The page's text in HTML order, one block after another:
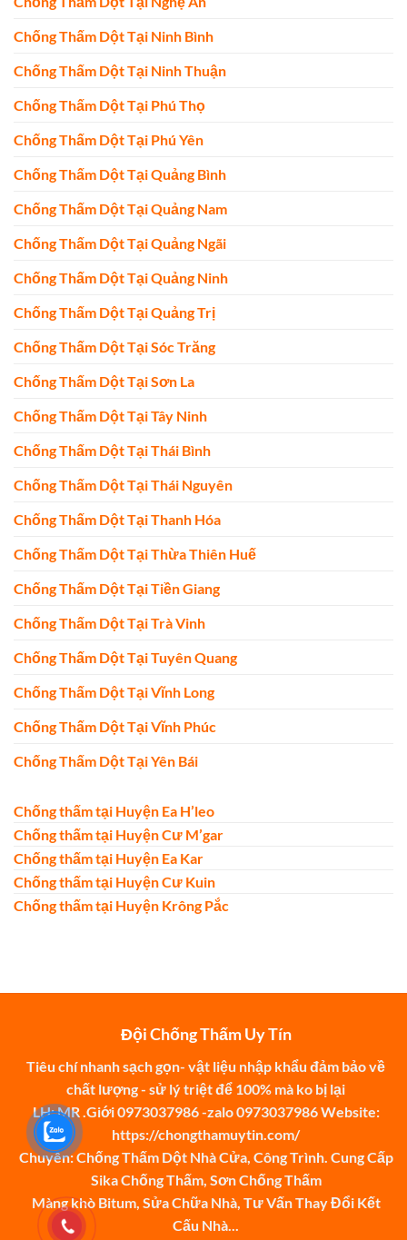
Chống Thấm Dột Tại Ninh Bình
Chống Thấm Dột Tại Ninh Thuận
Chống Thấm Dột Tại Phú Thọ
Chống Thấm Dột Tại Phú Yên
Chống Thấm Dột Tại Quảng Bình
Chống Thấm Dột Tại Quảng Nam
Chống Thấm Dột Tại Quảng Ngãi
Chống Thấm Dột Tại Quảng Ninh
Chống Thấm Dột Tại Quảng Trị
Chống Thấm Dột Tại Sóc Trăng
Chống Thấm Dột Tại Sơn La
Chống Thấm Dột Tại Tây Ninh
Chống Thấm Dột Tại Thái Bình
Chống Thấm Dột Tại Thái Nguyên
Chống Thấm Dột Tại Thanh Hóa
Chống Thấm Dột Tại Thừa Thiên Huế
Chống Thấm Dột Tại Tiền Giang
Chống Thấm Dột Tại Trà Vinh
Chống Thấm Dột Tại Tuyên Quang
Chống Thấm Dột Tại Vĩnh Long
Chống Thấm Dột Tại Vĩnh Phúc
Chống Thấm Dột Tại Yên Bái
Chống thấm tại Huyện Ea H’leo
Chống thấm tại Huyện Cư M’gar
Chống thấm tại Huyện Ea Kar
Chống thấm tại Huyện Cư Kuin
Chống thấm tại Huyện Krông Pắc
Đội Chống Thấm Uy Tín
Tiêu chí nhanh sạch gọn- vật liệu nhập khẩu đảm bảo về
chất lượng - sử lý triệt để 100% mà ko bị lại
LH: MR .Giới 0973037986 -zalo 0973037986 Website:
https://chongthamuytin.com/
Chuyên: Chống Thấm Dột Nhà Cửa, Công Trình. Cung Cấp
Sika Chống Thấm, Sơn Chống Thấm
Màng khò Bitum, Sửa Chữa Nhà, Tư Vấn Thay Đổi Kết
Cấu Nhà...